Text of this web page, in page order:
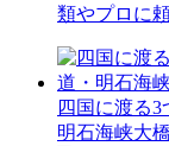
類やプロに
四国に渡る
明石海峡大